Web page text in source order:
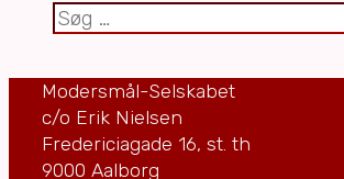
Søg
efter:
Modersmål-Selskabet
c/o Erik Nielsen
Fredericiagade 16, st. th
9000 Aalborg